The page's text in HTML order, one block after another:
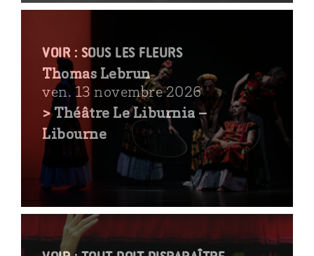
voir : Sous les fleurs
Thomas Lebrun
ven. 13 novembre 2026
> Théâtre Le Liburnia –
Libourne